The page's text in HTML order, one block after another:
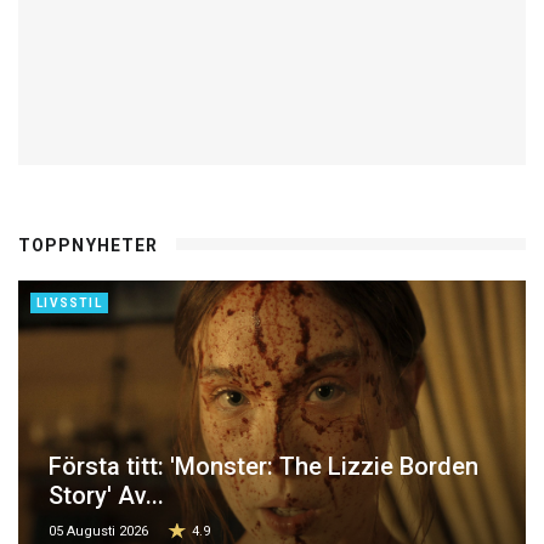
TOPPNYHETER
LIVSSTIL
Första titt: 'Monster: The Lizzie Borden
Story' Av...
05 Augusti 2026 4.9